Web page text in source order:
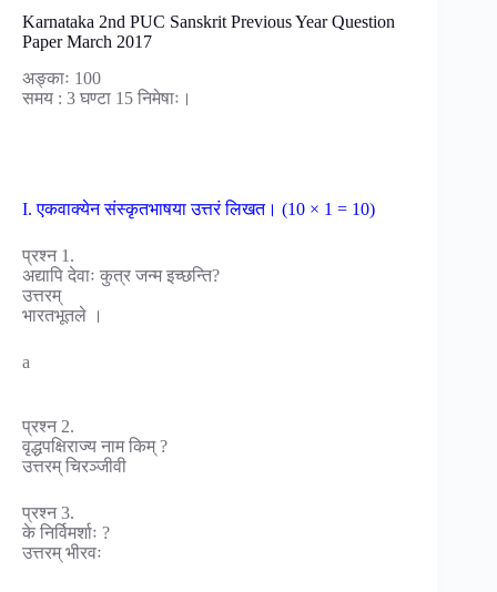
Karnataka 2nd PUC Sanskrit Previous Year Question
Paper March 2017
अङ्काः 100
समय : 3 घण्टा 15 निमेषाः।
I. एकवाक्येन संस्कृतभाषया उत्तरं लिखत। (10 × 1 = 10)
प्रश्न 1.
अद्यापि देवाः कुत्र जन्म इच्छन्ति?
उत्तरम्
भारतभूतले ।
a
प्रश्न 2.
वृद्धपक्षिराज्य नाम किम् ?
उत्तरम् चिरञ्जीवी
प्रश्न 3.
के निर्विमर्शाः ?
उत्तरम् भीरवः